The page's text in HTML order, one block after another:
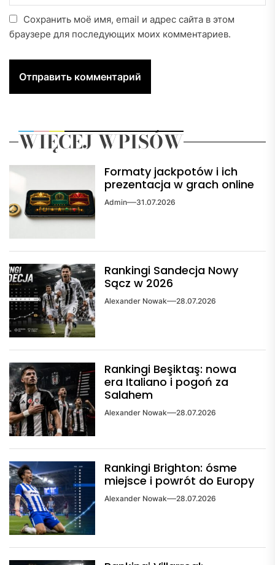
Сохранить моё имя, email и адрес сайта в этом
браузере для последующих моих комментариев.
WIĘCEJ WPISÓW
Formaty jackpotów i ich
prezentacja w grach online
Admin 31.07.2026
Rankingi Sandecja Nowy
Sącz w 2026
Alexander Nowak 28.07.2026
Rankingi Beşiktaş: nowa
era Italiano i pogoń za
Salahem
Alexander Nowak 28.07.2026
Rankingi Brighton: ósme
miejsce i powrót do Europy
Alexander Nowak 28.07.2026